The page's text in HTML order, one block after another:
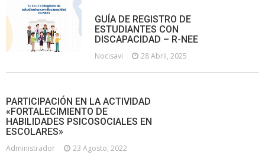
GUÍA DE REGISTRO DE
ESTUDIANTES CON
DISCAPACIDAD – R-NEE
Nocisavi 28 Abril, 2025
PARTICIPACIÓN EN LA ACTIVIDAD
«FORTALECIMIENTO DE
HABILIDADES PSICOSOCIALES EN
ESCOLARES»
Administrador 23 Agosto, 2022